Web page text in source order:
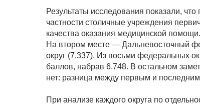
Результаты исследования показали,
частности столичные учреждения
качества оказания медицинской
На втором месте — Дальневосточный
округ (7,337). Из восьми федеральных
баллов, набрав 6,748. В остальном
нет: разница между первым и
При анализе каждого округа по